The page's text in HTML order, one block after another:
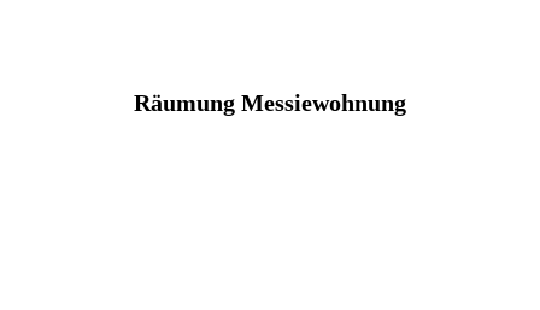
Räumung Messiewohnung